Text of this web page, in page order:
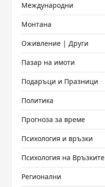
Международни
Монтана
Оживление | Други
Пазар на имоти
Подаръци и Празници
Политика
Прогноза за време
Психология и връзки
Психология на Връзките
Регионални